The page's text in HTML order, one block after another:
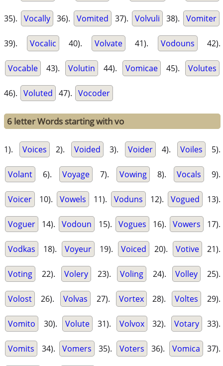
35). Vocally 36). Vomited 37). Volvuli 38). Vomiter
39). Vocalic 40). Volvate 41). Vodouns 42).
Vocable 43). Volutin 44). Vomicae 45). Volutes
46). Voluted 47). Vocoder
6 letter Words starting with vo
1). Voices 2). Voided 3). Voider 4). Voiles 5).
Volant 6). Voyage 7). Vowing 8). Vocals 9).
Voicer 10). Vowels 11). Voduns 12). Vogued 13).
Voguer 14). Vodoun 15). Vogues 16). Vowers 17).
Vodkas 18). Voyeur 19). Voiced 20). Votive 21).
Voting 22). Volery 23). Voling 24). Volley 25).
Volost 26). Volvas 27). Vortex 28). Voltes 29).
Vomito 30). Volute 31). Volvox 32). Votary 33).
Vomits 34). Vomers 35). Voters 36). Vomica 37).